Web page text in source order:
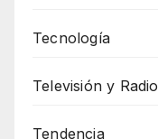
Tecnología
Televisión y Radio
Tendencia